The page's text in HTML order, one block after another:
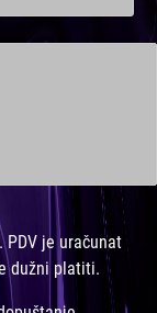
PDV je uračunat
dužni platiti.